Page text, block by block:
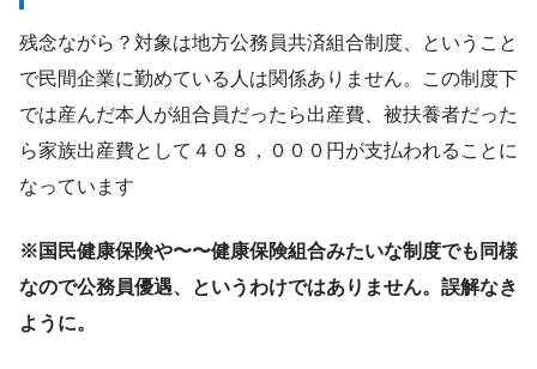
残念ながら？対象は地方公務員共済組合制度、ということ
で民間企業に勤めている人は関係ありません。この制度下
では産んだ本人が組合員だったら出産費、被扶養者だった
ら家族出産費として４０８，０００円が支払われることに
なっています
※国民健康保険や〜〜健康保険組合みたいな制度でも同様
なので公務員優遇、というわけではありません。誤解なき
ように。